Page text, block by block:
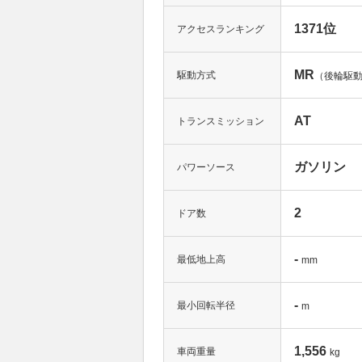
アクセスランキング 1371位
駆動方式 MR （後輪駆動
トランスミッション AT
パワーソース ガソリン
ドア数 2
最低地上高 - mm
最小回転半径 - m
車両重量 1,556 kg